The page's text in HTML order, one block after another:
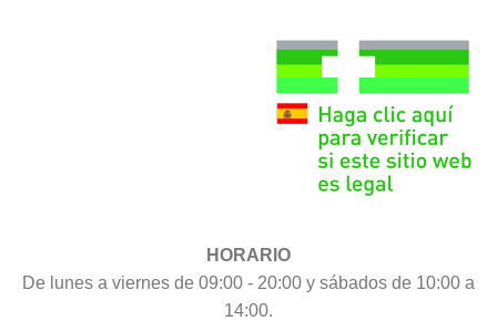
HORARIO
De lunes a viernes de 09:00 - 20:00 y sábados de 10:00 a
14:00.